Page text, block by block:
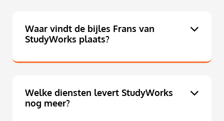
Waar vindt de bijles Frans van
StudyWorks plaats?
Welke diensten levert StudyWorks
nog meer?